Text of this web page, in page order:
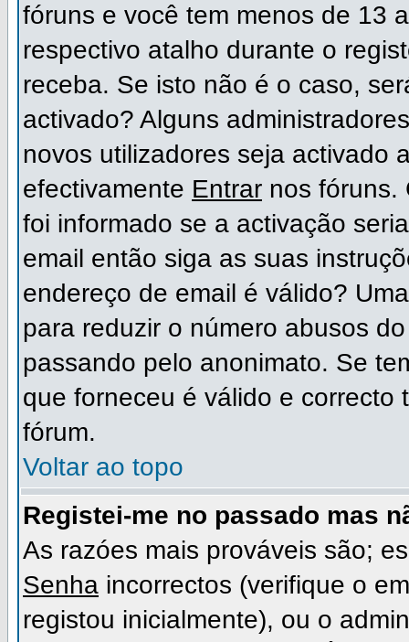
fóruns e você tem menos de 13
respectivo atalho durante o
receba. Se isto não é o caso,
activado? Alguns
novos utilizadores seja activado
efectivamente Entrar nos fóruns.
foi informado se a activação
email então siga as suas
endereço de email é válido?
para reduzir o número abusos
passando pelo anonimato. Se
que forneceu é válido e correcto
fórum.
Voltar ao topo
Registei-me no passado mas
As razóes mais prováveis são;
Senha incorrectos (verifique o
registou inicialmente), ou o